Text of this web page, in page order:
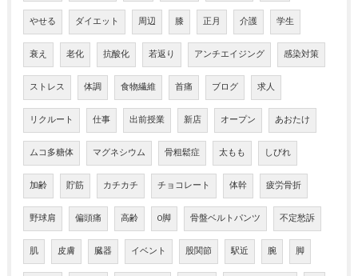
やせる ダイエット 周辺 膝 正月 介護 学生
衰え 老化 抗酸化 若返り アンチエイジング 感染対策
ストレス 体調 食物繊維 首痛 ブログ 求人
リクルート 仕事 出前授業 新店 オープン あおたけ
ムコ多糖体 マグネシウム 骨粗鬆症 太もも しびれ
加齢 貯筋 カチカチ チョコレート 体幹 疲労骨折
野球肩 偏頭痛 高齢 O脚 骨盤ベルトパンツ 不定愁訴
肌 皮膚 臓器 イベント 股関節 駅近 腕 脚